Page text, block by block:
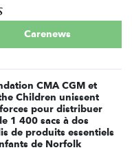
Carenews
CMA CGM et
Children unissent
pour distribuer
1 400 sacs à dos
de produits essentiels
de Norfolk